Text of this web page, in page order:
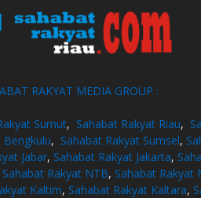
RAKYAT MEDIA GROUP :
Sumut, Sahabat Rakyat Riau,
Bengkulu, Sahabat Rakyat Sumsel,
Jabar, Sahabat Rakyat Jakarta,
Sahabat Rakyat NTB, Sahabat Rakyat
Kaltim, Sahabat Rakyat Kaltara,